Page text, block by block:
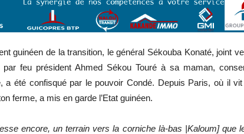
guinéen de la transition, le général Sékouba Konaté, joint
par feu président Ahmed Sékou Touré à sa maman,
a été confisqué par le pouvoir Condé. Depuis Paris, où il
ferme, a mis en garde l’Etat guinéen.
encore, un terrain vers la corniche là-bas |Kaloum] que